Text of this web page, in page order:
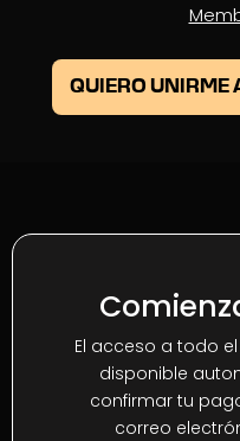
QUIERO UNIRME
El acceso a todo
disponible
confirmar tu
correo